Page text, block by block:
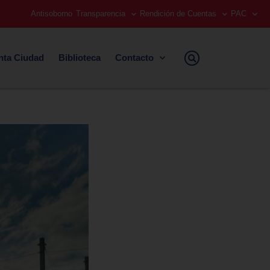
Antisoborno Transparencia Rendición de Cuentas PAC
Ciudad Biblioteca Contacto